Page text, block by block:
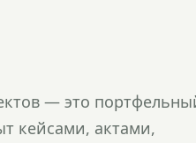
— это
кейсами, актами,